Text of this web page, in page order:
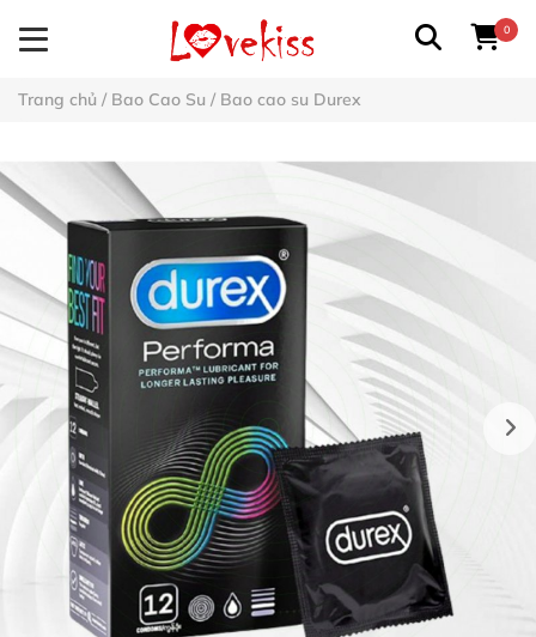
0
Trang chủ / Bao Cao Su / Bao cao su Durex